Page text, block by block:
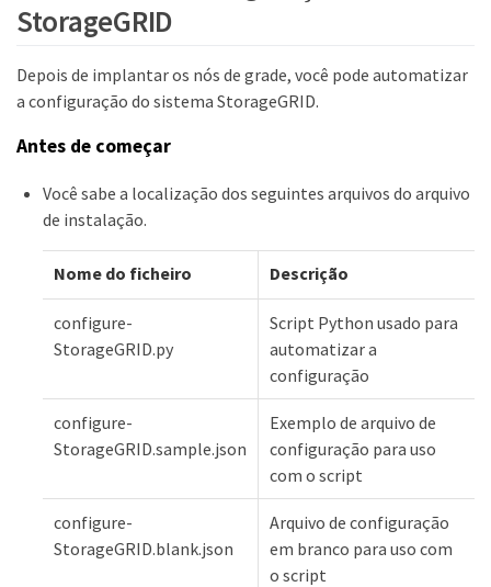
StorageGRID
Depois de implantar os nós de grade, você pode automatizar
a configuração do sistema StorageGRID.
Antes de começar
Você sabe a localização dos seguintes arquivos do arquivo
de instalação.
Nome do ficheiro Descrição
configure-
StorageGRID.py
Script Python usado para
automatizar a
configuração
configure-
StorageGRID.sample.json
Exemplo de arquivo de
configuração para uso
com o script
configure-
StorageGRID.blank.json
Arquivo de configuração
em branco para uso com
o script